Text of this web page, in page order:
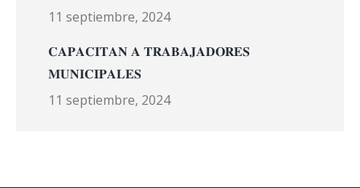
11 septiembre, 2024
𝐂𝐀𝐏𝐀𝐂𝐈𝐓𝐀𝐍 𝐀 𝐓𝐑𝐀𝐁𝐀𝐉𝐀𝐃𝐎𝐑𝐄𝐒
𝐌𝐔𝐍𝐈𝐂𝐈𝐏𝐀𝐋𝐄𝐒
11 septiembre, 2024